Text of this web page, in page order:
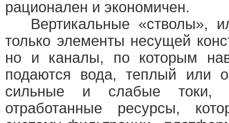
рационален и экономичен.
Вертикальные «стволы»,
только элементы несущей
но и каналы, по которым
подаются вода, теплый или
сильные и слабые токи,
отработанные ресурсы,